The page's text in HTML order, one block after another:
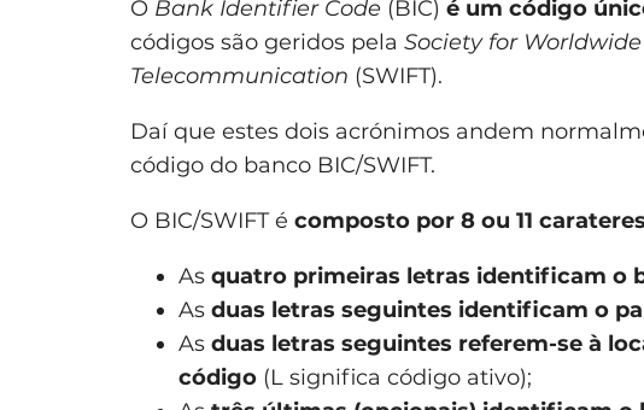
O Bank Identifier Code (BIC) é um código
códigos são geridos pela Society for
Telecommunication (SWIFT).
Daí que estes dois acrónimos andem
código do banco BIC/SWIFT.
O BIC/SWIFT é composto por 8 ou 11 carateres
As quatro primeiras letras identificam o
As duas letras seguintes identificam o
As duas letras seguintes referem-se à
código (L significa código ativo);